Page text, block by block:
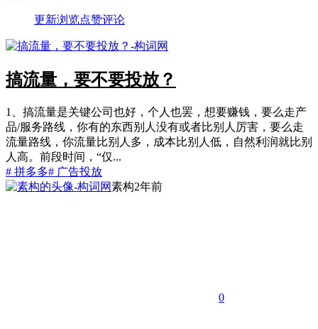
更新浏览点赞评论
搞流量，要不要投放？
1、搞流量是关键公司也好，个人也罢，想要赚钱，要么走产
品/服务路线，你有的东西别人没有或者比别人厉害，要么走
流量路线，你流量比别人多，成本比别人低，自然利润就比别
人高。前段时间，“仅...
# 拼多多# 广告投放
素构2年前
0